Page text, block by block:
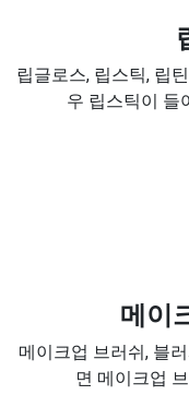
립글로스, 립스틱, 립
우 립스틱이 들
메이
메이크업 브러쉬, 블
면 메이크업